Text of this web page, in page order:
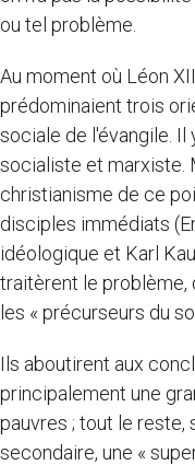
ou tel problème.
Au moment où Léon
prédominaient trois
sociale de l'évangile.
socialiste et marxiste.
christianisme de ce
disciples immédiats
idéologique et Karl
traitèrent le problème,
les « précurseurs du
Ils aboutirent aux
principalement une
pauvres ; tout le
secondaire, une «